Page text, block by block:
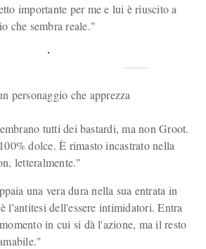
importante per me e lui è riuscito a
che sembra reale."
personaggio che apprezza
tutti dei bastardi, ma non Groot.
dolce. È rimasto incastrato nella
letteralmente."
una vera dura nella sua entrata in
è l'antitesi dell'essere intimidatori. Entra
in cui si dà l'azione, ma il resto